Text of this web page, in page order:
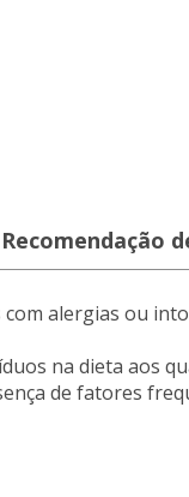
Recomendação
alergias ou
na dieta aos
de fatores